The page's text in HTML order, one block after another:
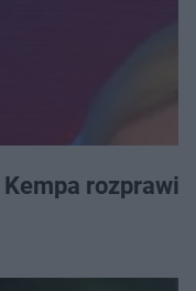
Kempa